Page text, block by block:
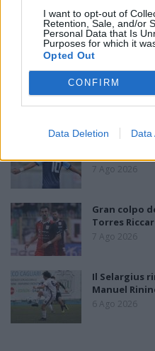
I want to opt-out of
Retention, Sale, and/or
Personal Data that Is
Purposes for which it
Opted Out
CONFIRM
Data Deletion Data
L'Ilva si
Carlucci,
7 Ago 2026
L'Ossese si
Cabrera,
giovani tra
Il Monastir
7 Ago 2026
Gran colpo
Torres
7 Ago 2026
Il Selargius
Manuel
6 Ago 2026